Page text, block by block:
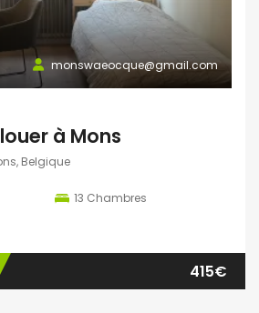
monswaeocque@gmail.com
à Mons
Belgique
13 Chambres
415€